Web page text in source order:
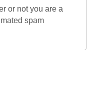
or not you are a
spam